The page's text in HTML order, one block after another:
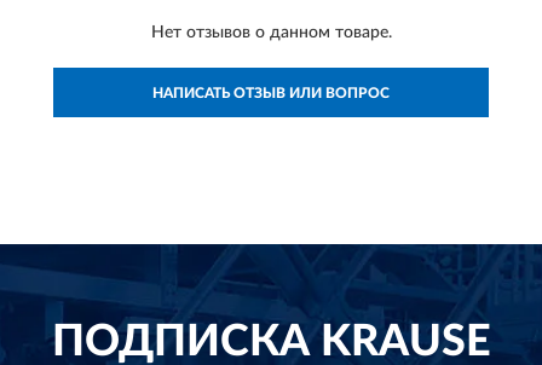
Нет отзывов о данном товаре.
НАПИСАТЬ ОТЗЫВ ИЛИ ВОПРОС
ПОДПИСКАKRAUSE